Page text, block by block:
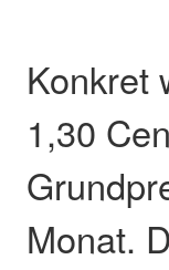
Konkret
1,30
Monat.